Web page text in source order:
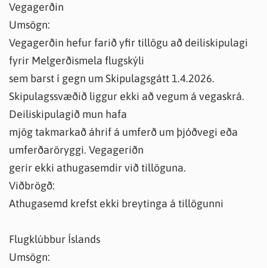
Vegagerðin
Umsögn:
Vegagerðin hefur farið yfir tillögu að deiliskipulagi
fyrir Melgerðismela flugskýli
sem barst í gegn um Skipulagsgátt 1.4.2026.
Skipulagssvæðið liggur ekki að vegum á vegaskrá.
Deiliskipulagið mun hafa
mjög takmarkað áhrif á umferð um þjóðvegi eða
umferðaröryggi. Vegageriðn
gerir ekki athugasemdir við tillöguna.
Viðbrögð:
Athugasemd krefst ekki breytinga á tillögunni
Flugklúbbur Íslands
Umsögn: